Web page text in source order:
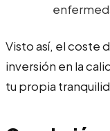
Visto así, el coste
inversión en la
tu propia